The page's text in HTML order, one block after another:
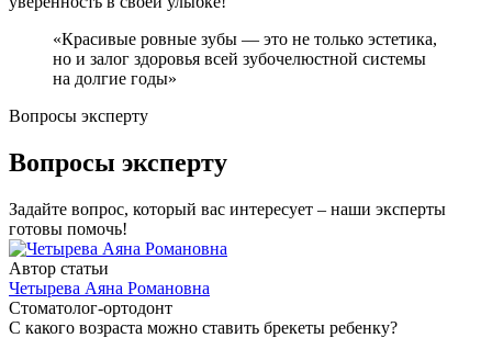
«Красивые ровные зубы — это не только эстетика,
но и залог здоровья всей зубочелюстной системы
на долгие годы»
Вопросы эксперту
Вопросы эксперту
Задайте вопрос, который вас интересует – наши эксперты
готовы помочь!
Автор статьи
Четырева Аяна Романовна
Стоматолог-ортодонт
С какого возраста можно ставить брекеты ребенку?